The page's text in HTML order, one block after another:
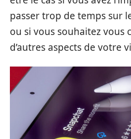
passer trop de temps sur
ou si vous souhaitez vous
d’autres aspects de votre